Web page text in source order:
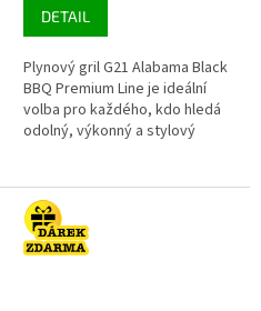
DETAIL
Plynový gril G21 Alabama Black
BBQ Premium Line je ideální
volba pro každého, kdo hledá
odolný, výkonný a stylový